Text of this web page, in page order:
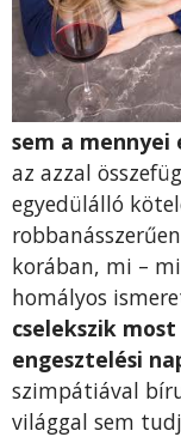
sem a mennyei
az azzal
egyedülálló
korában, mi –
homályos
cselekszik
engesztelési
szimpátiával
világgal sem